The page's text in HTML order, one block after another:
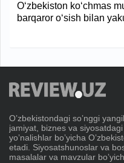
O‘zbekiston ko‘chmas
barqaror o‘sish bilan
Oʼzbekistondagi soʼnggi
jamiyat, biznes va
yoʼnalishlar boʼyicha
etadi. Siyosatshunoslar va
masalalar va mavzular